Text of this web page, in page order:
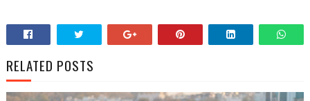
RELATED POSTS